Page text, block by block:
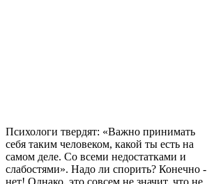
Психологи твердят: «Важно принимать
себя таким человеком, какой ты есть на
самом деле. Со всеми недостатками и
слабостями». Надо ли спорить? Конечно -
нет! Однако, это совсем не значит, что не